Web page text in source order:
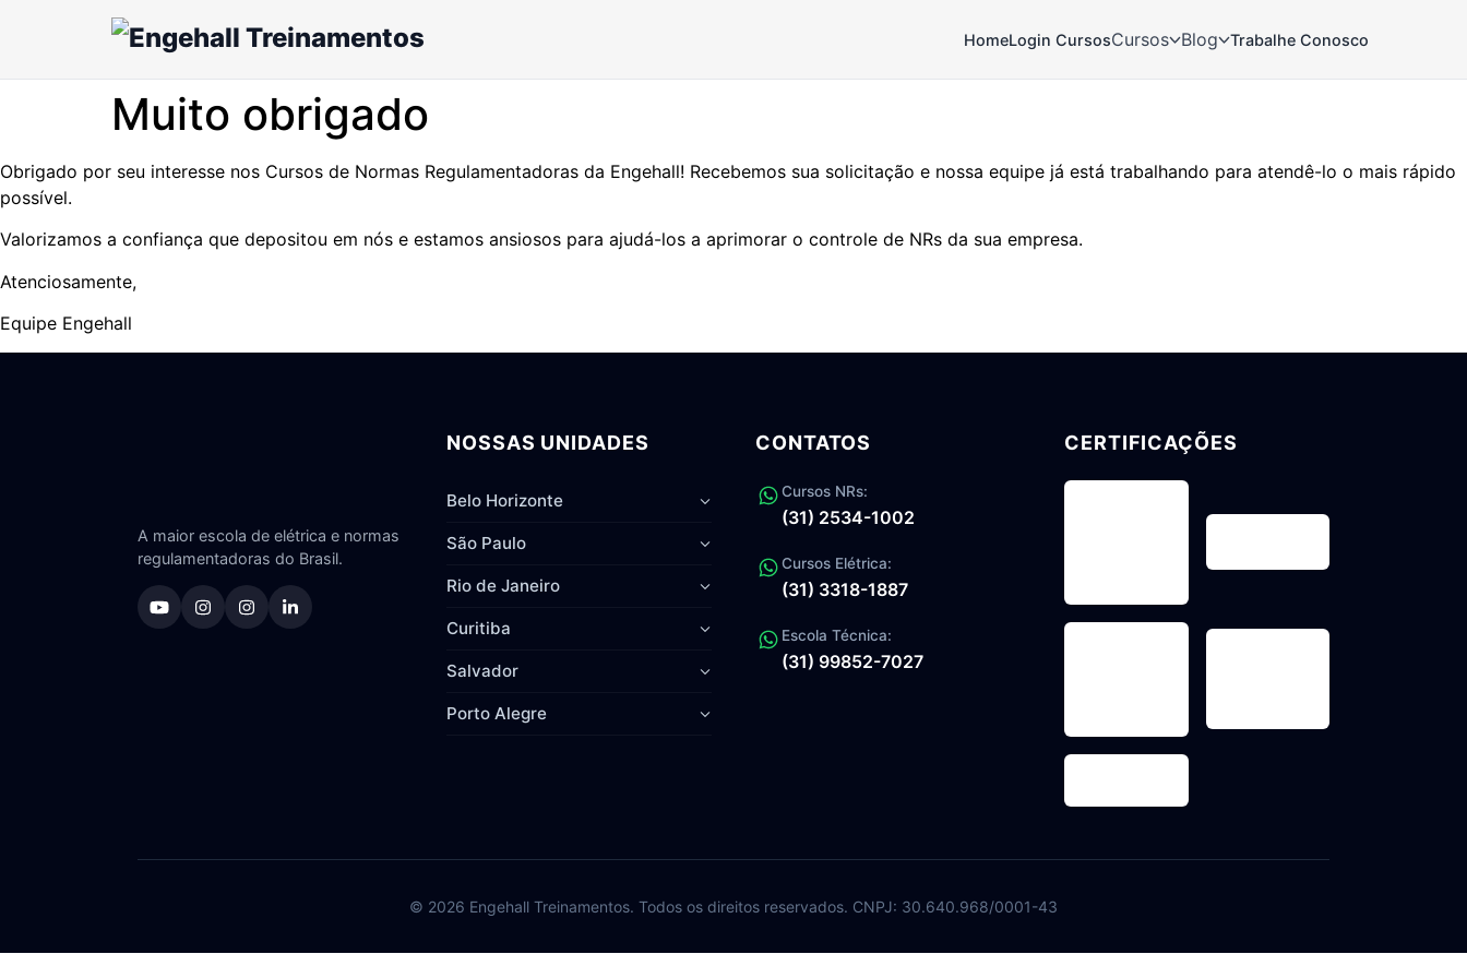
HomeLogin CursosCursos Blog Trabalhe Conosco
Muito obrigado
Obrigado por seu interesse nos Cursos de Normas Regulamentadoras da Engehall! Recebemos sua solicitação e nossa equipe já está trabalhando para atendê-lo o mais rápido
possível.
Valorizamos a confiança que depositou em nós e estamos ansiosos para ajudá-los a aprimorar o controle de NRs da sua empresa.
Atenciosamente,
Equipe Engehall
A maior escola de elétrica e normas
regulamentadoras do Brasil.
NOSSAS UNIDADES
Belo Horizonte
São Paulo
Rio de Janeiro
Curitiba
Salvador
Porto Alegre
CONTATOS
Cursos NRs:
(31) 2534-1002
Cursos Elétrica:
(31) 3318-1887
Escola Técnica:
(31) 99852-7027
CERTIFICAÇÕES
© 2026 Engehall Treinamentos. Todos os direitos reservados. CNPJ: 30.640.968/0001-43